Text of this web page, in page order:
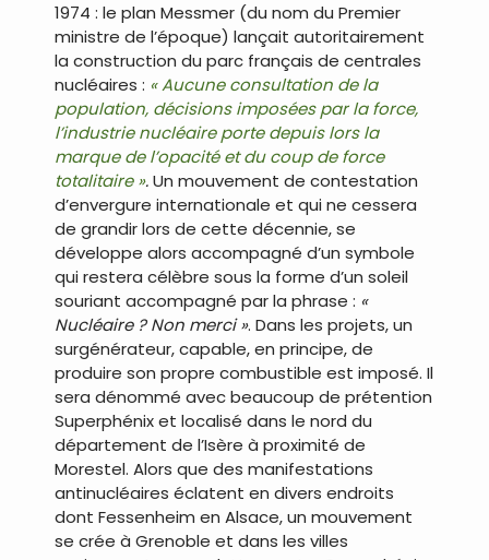
1974 : le plan Messmer (du nom du Premier
ministre de l’époque) lançait autoritairement
la construction du parc français de centrales
nucléaires : « Aucune consultation de la
population, décisions imposées par la force,
l’industrie nucléaire porte depuis lors la
marque de l’opacité et du coup de force
totalitaire ».Un mouvement de contestation
d’envergure internationale et qui ne cessera
de grandir lors de cette décennie, se
développe alors accompagné d’un symbole
qui restera célèbre sous la forme d’un soleil
souriant accompagné par la phrase : «
Nucléaire ? Non merci ». Dans les projets, un
surgénérateur, capable, en principe, de
produire son propre combustible est imposé. Il
sera dénommé avec beaucoup de prétention
Superphénix et localisé dans le nord du
département de l’Isère à proximité de
Morestel. Alors que des manifestations
antinucléaires éclatent en divers endroits
dont Fessenheim en Alsace, un mouvement
se crée à Grenoble et dans les villes